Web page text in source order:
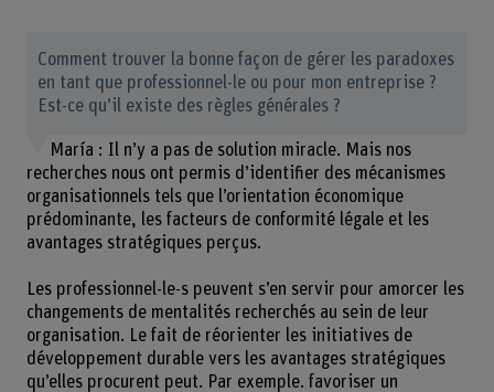
Comment trouver la bonne façon de gérer les paradoxes
en tant que professionnel-le ou pour mon entreprise ?
Est-ce qu’il existe des règles générales ?
María : Il n’y a pas de solution miracle. Mais nos
recherches nous ont permis d’identifier des mécanismes
organisationnels tels que l’orientation économique
prédominante, les facteurs de conformité légale et les
avantages stratégiques perçus.
Les professionnel-le-s peuvent s’en servir pour amorcer les
changements de mentalités recherchés au sein de leur
organisation. Le fait de réorienter les initiatives de
développement durable vers les avantages stratégiques
qu’elles procurent peut. Par exemple. favoriser un